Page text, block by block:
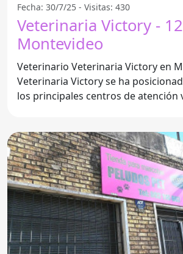
Fecha: 30/7/25 - Visitas: 430
Veterinaria Victory -
Montevideo
Veterinario Veterinaria Victory en
Veterinaria Victory se ha
los principales centros de atención